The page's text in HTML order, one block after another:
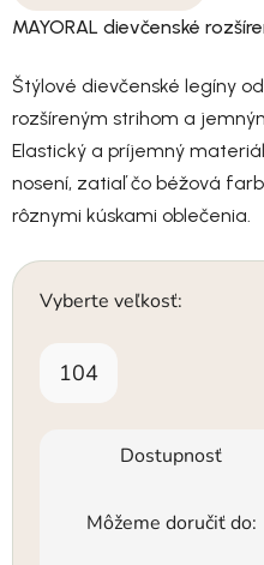
MAYORAL dievčenské
Štýlové dievčenské legíny
rozšíreným strihom a
Elastický a príjemný
nosení, zatiaľ čo béžová
rôznymi kúskami oblečenia.
Vyberte veľkosť:
104
Dostupnosť
Môžeme doručiť do: